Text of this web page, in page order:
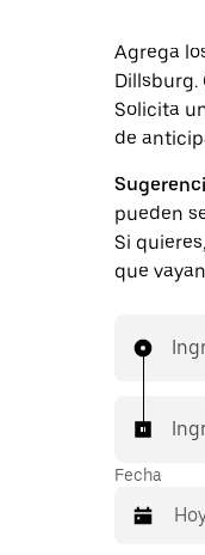
Agrega
Dillsburg.
Solicita
de
pueden
Si
que
Fecha